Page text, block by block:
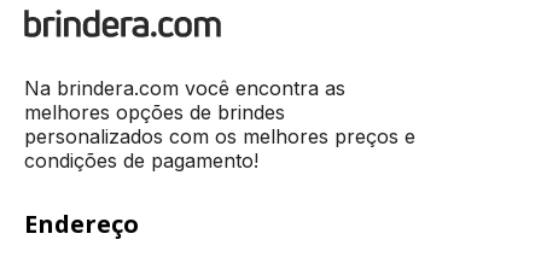
Na brindera.com você encontra as
melhores opções de brindes
personalizados com os melhores preços e
condições de pagamento!
Endereço